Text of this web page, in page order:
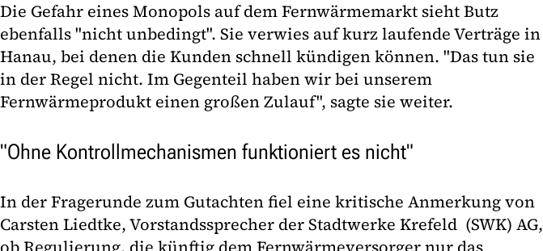
Die Gefahr eines Monopols auf dem Fernwärmemarkt sieht Butz
ebenfalls "nicht unbedingt". Sie verwies auf kurz laufende Verträge in
Hanau, bei denen die Kunden schnell kündigen können. "Das tun sie
in der Regel nicht. Im Gegenteil haben wir bei unserem
Fernwärmeprodukt einen großen Zulauf", sagte sie weiter.
"Ohne Kontrollmechanismen funktioniert es nicht"
In der Fragerunde zum Gutachten fiel eine kritische Anmerkung von
Carsten Liedtke, Vorstandssprecher der Stadtwerke Krefeld (SWK) AG,